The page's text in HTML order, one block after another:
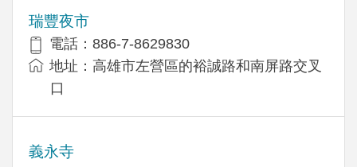
瑞豐夜市
電話：886-7-8629830
地址：高雄市左營區的裕誠路和南屏路交叉
口
義永寺